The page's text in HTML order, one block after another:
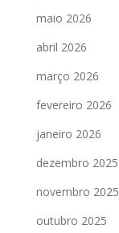
maio 2026
abril 2026
março 2026
fevereiro 2026
janeiro 2026
dezembro 2025
novembro 2025
outubro 2025